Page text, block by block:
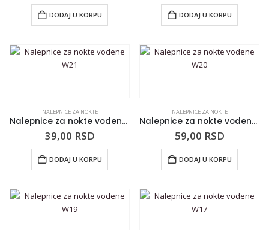
DODAJ U KORPU DODAJ U KORPU
NALEPNICE ZA NOKTE
Nalepnice za nokte vodene W21
39,00 RSD
DODAJ U KORPU
NALEPNICE ZA NOKTE
Nalepnice za nokte vodene W20
59,00 RSD
DODAJ U KORPU